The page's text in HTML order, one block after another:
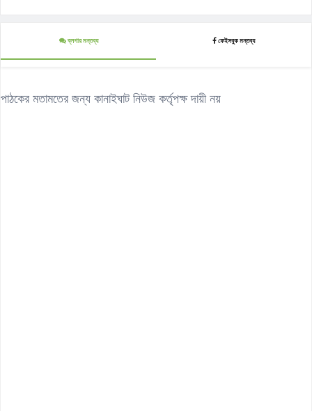
ব্লগার মন্তব্য ফেইসবুক মন্তব্য
পাঠকের মতামতের জন্য কানাইঘাট নিউজ কর্তৃপক্ষ দায়ী নয়